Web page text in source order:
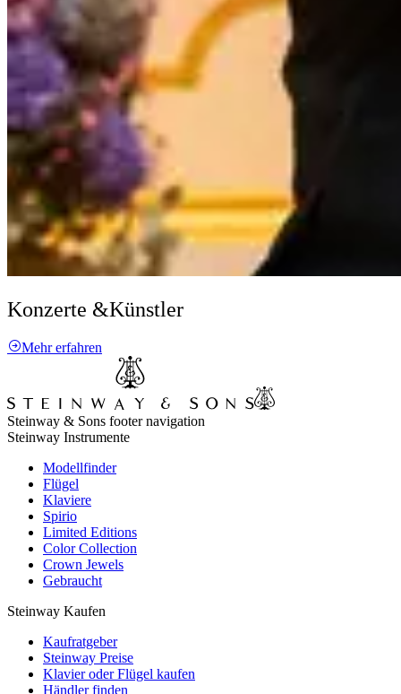
Konzerte &Künstler
Mehr erfahren
Steinway & Sons footer navigation
Steinway Instrumente
Modellfinder
Flügel
Klaviere
Spirio
Limited Editions
Color Collection
Crown Jewels
Gebraucht
Steinway Kaufen
Kaufratgeber
Steinway Preise
Klavier oder Flügel kaufen
Händler finden